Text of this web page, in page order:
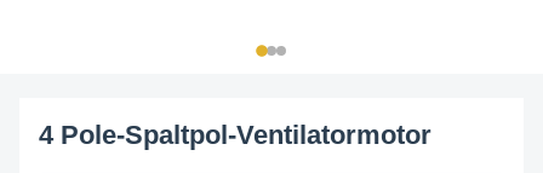
4 Pole-Spaltpol-Ventilatormotor